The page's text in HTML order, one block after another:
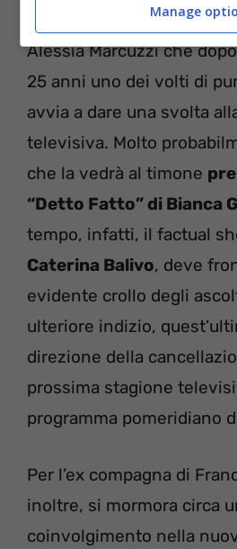
questa nuova avventura
Alessia Marcuzzi che
25 anni uno dei volti di
avvia a dare una svolta
televisiva. Molto
che la vedrà al timone
“Detto Fatto” di Bianca
tempo, infatti, il factual
Caterina Balivo, deve
evidente crollo degli
ulteriore indizio,
direzione della
prossima stagione
programma pomeridiano
Per l’ex compagna di
inoltre, si mormora circa
coinvolgimento nella
Manage